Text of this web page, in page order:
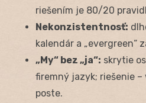
riešením je 80/20
Nekonzistentnosť:
kalendár a „evergreen“
„My“ bez „ja“: skrytie
firemný jazyk; riešenie
poste.